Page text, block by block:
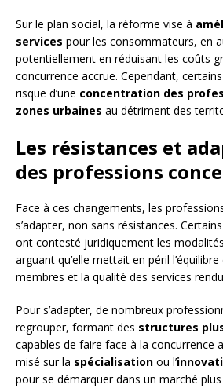
Sur le plan social, la réforme vise à
services pour les consommateurs, en
potentiellement en réduisant les coûts
concurrence accrue. Cependant,
risque d’une concentration des
zones urbaines au détriment des
Les résistances et
des professions
Face à ces changements, les
s’adapter, non sans résistances.
ont contesté juridiquement les
arguant qu’elle mettait en péril
membres et la qualité des services
Pour s’adapter, de nombreux
regrouper, formant des structures
capables de faire face à la concurrence
misé sur la spécialisation ou l’
pour se démarquer dans un marché